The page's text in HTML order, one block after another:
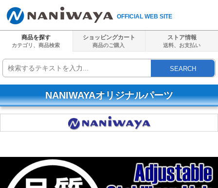
OFFICIAL WEB SITE
商品を探す
カテゴリ、商品検索
ショッピングカート
商品のご購入
ストア情報
送料、 お支払い
SEARCH
NANIWAYAオリジナルパーツ